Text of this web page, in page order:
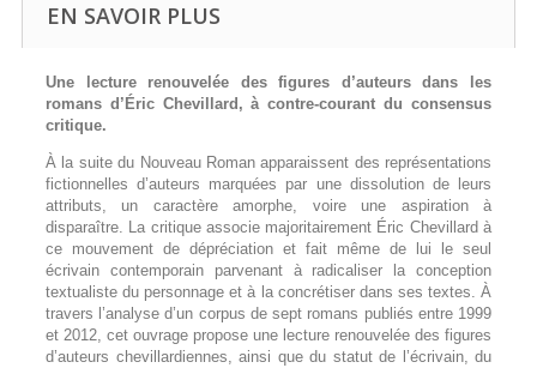
EN SAVOIR PLUS
Une lecture renouvelée des figures d’auteurs dans les
romans d’Éric Chevillard, à contre-courant du consensus
critique.
À la suite du Nouveau Roman apparaissent des représentations
fictionnelles d’auteurs marquées par une dissolution de leurs
attributs, un caractère amorphe, voire une aspiration à
disparaître. La critique associe majoritairement Éric Chevillard à
ce mouvement de dépréciation et fait même de lui le seul
écrivain contemporain parvenant à radicaliser la conception
textualiste du personnage et à la concrétiser dans ses textes. À
travers l’analyse d’un corpus de sept romans publiés entre 1999
et 2012, cet ouvrage propose une lecture renouvelée des figures
d’auteurs chevillardiennes, ainsi que du statut de l’écrivain, du